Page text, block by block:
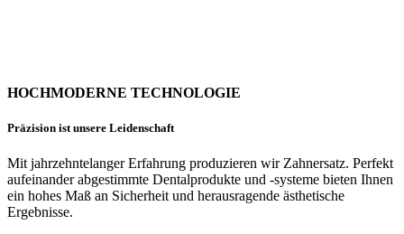
HOCHMODERNE TECHNOLOGIE
Präzision ist unsere Leidenschaft
Mit jahrzehntelanger Erfahrung produzieren wir Zahnersatz. Perfekt
aufeinander abgestimmte Dentalprodukte und -systeme bieten Ihnen
ein hohes Maß an Sicherheit und herausragende ästhetische
Ergebnisse.